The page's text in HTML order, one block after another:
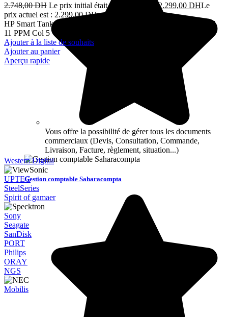
Vous offre la possibilité de gérer tous les documents
commerciaux (Devis, Consultation, Commande,
Livraison, Facture, règlement, situation...)
Gestion comptable Saharacompta
2.748,00DH Le prix initial était : 2.748,00 DH. 2.299,00 DHLe
prix actuel est : 2.299,00 DH. TTC
HP Smart Tank 515 Couleur Multi fonction 3 en 1A4 PPM B&W
11 PPM Col 5
Ajouter à la liste de souhaits
Ajouter au panier
Aperçu rapide
Western Digital
UPTEC
SteelSeries
Spirit of gamaer
Sony
Seagate
SanDisk
PORT
Philips
ORAY
NGS
Mobilis